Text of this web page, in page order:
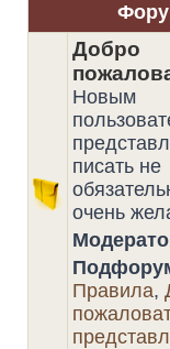
Добро
Новым
писать не
очень
Правила,